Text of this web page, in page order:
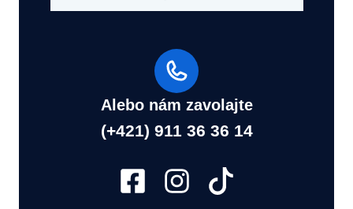
Alebo nám zavolajte
(+421) 911 36 36 14